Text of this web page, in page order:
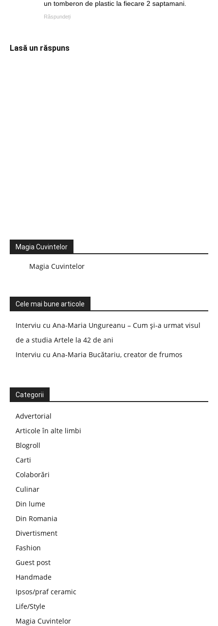
un tomberon de plastic la fiecare 2 saptamani.
Răspundeți
Lasă un răspuns
Magia Cuvintelor
Magia Cuvintelor
Cele mai bune articole
Interviu cu Ana-Maria Ungureanu – Cum și-a urmat visul
de a studia Artele la 42 de ani
Interviu cu Ana-Maria Bucătariu, creator de frumos
Categorii
Advertorial
Articole în alte limbi
Blogroll
Carti
Colaborări
Culinar
Din lume
Din Romania
Divertisment
Fashion
Guest post
Handmade
Ipsos/praf ceramic
Life/Style
Magia Cuvintelor